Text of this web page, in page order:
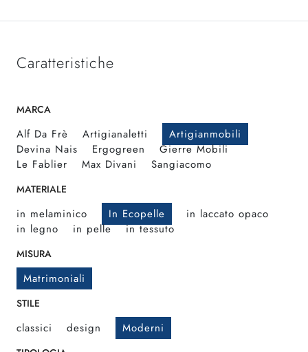
Caratteristiche
MARCA
Alf Da Frè Artigianaletti
Artigianmobili
Devina Nais
Ergogreen
Gierre Mobili
Le Fablier
Max Divani Sangiacomo
MATERIALE
in melaminico In Ecopelle
in laccato opaco
in legno
in pelle in tessuto
MISURA
Matrimoniali
STILE
classici design Moderni